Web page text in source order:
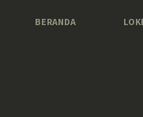
BERANDA